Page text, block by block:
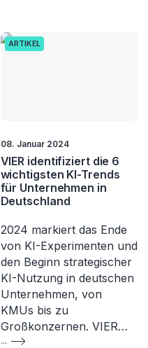
ARTIKEL
08. Januar 2024
VIER identifiziert die 6
wichtigsten KI-Trends
für Unternehmen in
Deutschland
2024 markiert das Ende
von KI-Experimenten und
den Beginn strategischer
KI-Nutzung in deutschen
Unternehmen, von
KMUs bis zu
Großkonzernen. VIER…
...